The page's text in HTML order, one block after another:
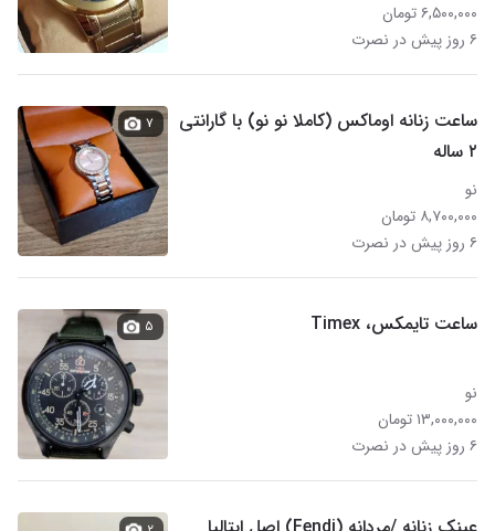
۶,۵۰۰,۰۰۰ تومان
۶ روز پیش در نصرت
ساعت زنانه اوماکس (کاملا نو نو) با گارانتی
۲ ساله
نو
۸,۷۰۰,۰۰۰ تومان
۶ روز پیش در نصرت
۷
ساعت تایمکس، Timex
نو
۱۳,۰۰۰,۰۰۰ تومان
۶ روز پیش در نصرت
۵